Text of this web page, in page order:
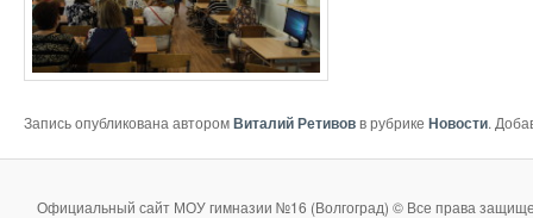
Запись опубликована авторомВиталий Ретивовв рубрике Новости.
Официальный сайт МОУ гимназии №16 (Волгоград) © Все права